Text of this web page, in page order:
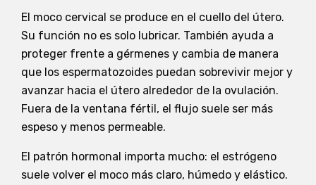
El moco cervical se produce en el cuello del útero.
Su función no es solo lubricar. También ayuda a
proteger frente a gérmenes y cambia de manera
que los espermatozoides puedan sobrevivir mejor y
avanzar hacia el útero alrededor de la ovulación.
Fuera de la ventana fértil, el flujo suele ser más
espeso y menos permeable.
El patrón hormonal importa mucho: el estrógeno
suele volver el moco más claro, húmedo y elástico.